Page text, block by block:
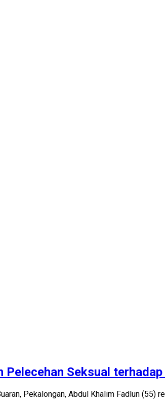
Pelecehan Seksual
Pekalongan, Abdul Khalim Fadlun (55)